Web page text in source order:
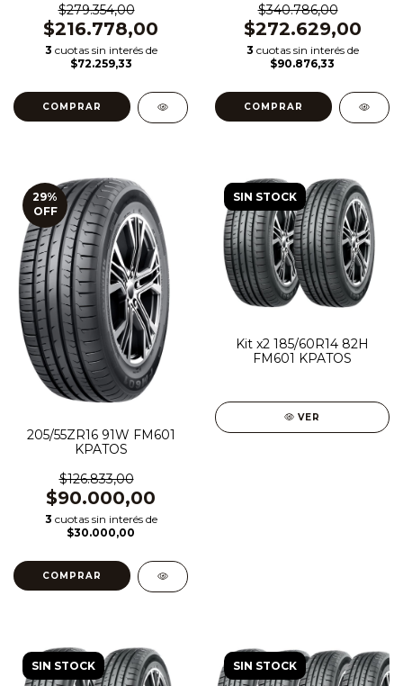
$279.354,00
$216.778,00
3 cuotas sin interés de
$72.259,33
$340.786,00
$272.629,00
3 cuotas sin interés de
$90.876,33
29%
OFF
205/55ZR16 91W FM601
KPATOS
$126.833,00
$90.000,00
3 cuotas sin interés de
$30.000,00
SIN STOCK
Kit x2 185/60R14 82H
FM601 KPATOS
VER
SIN STOCK SIN STOCK